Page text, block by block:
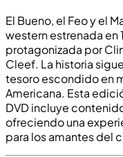
El Bueno, el Feo y el
western estrenada en
protagonizada por
Cleef. La historia
tesoro escondido en
Americana. Esta
DVD incluye
ofreciendo una
para los amantes del